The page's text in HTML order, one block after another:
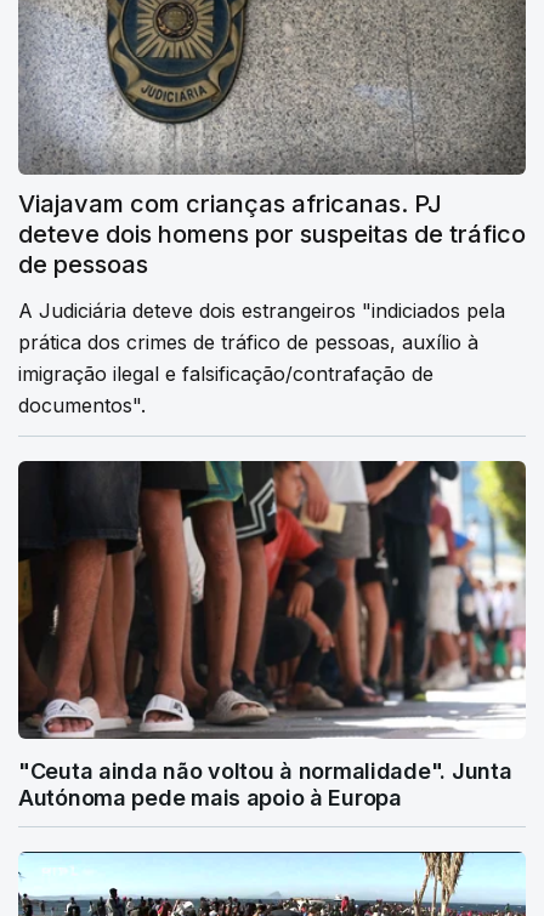
Viajavam com crianças africanas. PJ
deteve dois homens por suspeitas de tráfico
de pessoas
A Judiciária deteve dois estrangeiros "indiciados pela
prática dos crimes de tráfico de pessoas, auxílio à
imigração ilegal e falsificação/contrafação de
documentos".
"Ceuta ainda não voltou à normalidade". Junta
Autónoma pede mais apoio à Europa